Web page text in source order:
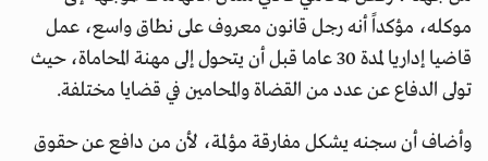
موكله، مؤكداً أنه رجل قانون معروف على نطاق واسع، عمل
قاضيا إداريا لمدة 30 عاما قبل أن يتحول إلى مهنة المحاماة، حيث
تولى الدفاع عن عدد من القضاة والمحامين في قضايا مختلفة.
وأضاف أن سجنه يشكل مفارقة مؤلمة، لأن من دافع عن حقوق